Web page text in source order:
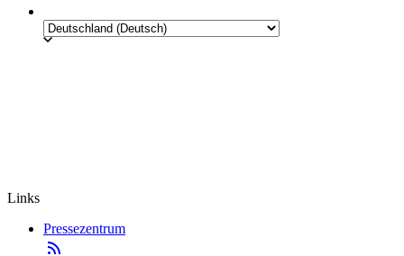
Links
Pressezentrum